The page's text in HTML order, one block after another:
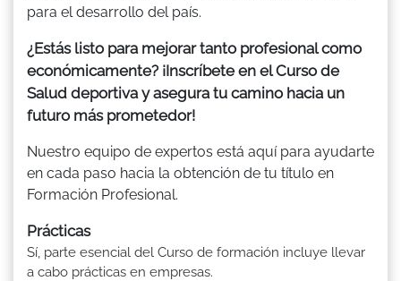
para el desarrollo del país.
¿Estás listo para mejorar tanto profesional como
económicamente? ¡Inscríbete en el Curso de
Salud deportiva y asegura tu camino hacia un
futuro más prometedor!
Nuestro equipo de expertos está aquí para ayudarte
en cada paso hacia la obtención de tu título en
Formación Profesional.
Prácticas
Sí, parte esencial del Curso de formación incluye llevar
a cabo prácticas en empresas.